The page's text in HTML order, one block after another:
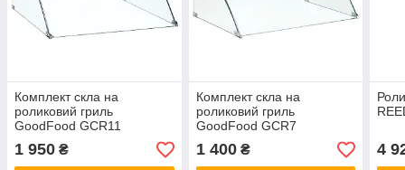
Комплект скла на
роликовий гриль
GoodFood GCR11
1 950 ₴
Комплект скла на
роликовий гриль
GoodFood GCR7
1 400₴ 4